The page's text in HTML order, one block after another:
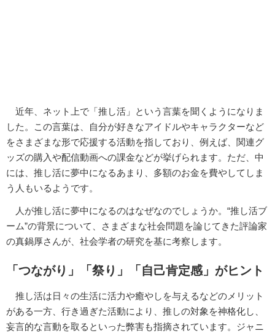
近年、ネット上で「推し活」という言葉を聞くようになりま
した。この言葉は、自分が好きなアイドルやキャラクターなど
をさまざまな形で応援する活動を指しており、例えば、関連グ
ッズの購入や配信動画への課金などが挙げられます。ただ、中
には、推し活に夢中になるあまり、多額のお金を費やしてしま
う人もいるようです。
人が推し活に夢中になるのはなぜなのでしょうか。“推し活ブ
ーム”の背景について、さまざまな社会問題を論じてきた評論家
の真鍋厚さんが、社会学者の研究を基に考察します。
「つながり」「祭り」「自己肯定感」がヒント
推し活は日々の生活に活力や癒やしを与えるなどのメリット
がある一方、行き過ぎた活動により、推しの対象を神格化し、
妄言的な言動を取るといった弊害も指摘されています。ジャニ